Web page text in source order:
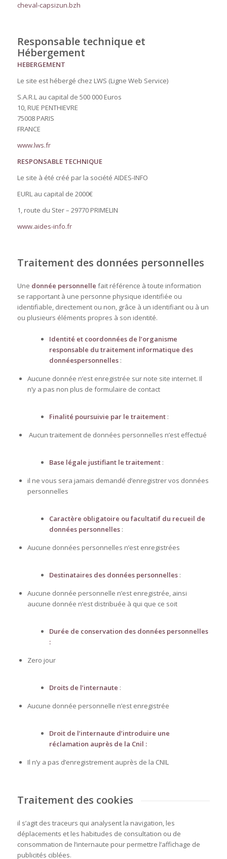
cheval-capsizun.bzh
Responsable technique et
Hébergement
HEBERGEMENT
Le site est hébergé chez LWS (Ligne Web Service)
S.A.R.L au capital de 500 000 Euros
10, RUE PENTHIEVRE
75008 PARIS
FRANCE
www.lws.fr
RESPONSABLE TECHNIQUE
Le site à été créé par la société AIDES-INFO
EURL au capital de 2000€
1, route du Ster – 29770 PRIMELIN
www.aides-info.fr
Traitement des données personnelles
Une donnée personnelle fait référence à toute information
se rapportant à une personne physique identifiée ou
identifiable, directement ou non, grâce à un identifiant ou à un
ou plusieurs éléments propres à son identité.
Identité et coordonnées de l’organisme
responsable du traitement informatique des
donnéespersonnelles :
Aucune donnée n’est enregistrée sur note site internet. Il
n’y a pas non plus de formulaire de contact
Finalité poursuivie par le traitement :
Aucun traitement de données personnelles n’est effectué
Base légale justifiant le traitement:
il ne vous sera jamais demandé d’enregistrer vos données
personnelles
Caractère obligatoire ou facultatif du recueil de
données personnelles:
Aucune données personnelles n’est enregistrées
Destinataires des données personnelles:
Aucune donnée personnelle n’est enregistrée, ainsi
aucune donnée n’est distribuée à qui que ce soit
Durée de conservation des données personnelles
:
Zero jour
Droits de l’internaute :
Aucune donnée personnelle n’est enregistrée
Droit de l’internaute d’introduire une
réclamation auprès de la Cnil :
Il n’y a pas d’enregistrement auprès de la CNIL
Traitement des cookies
il s’agit des traceurs qui analysent la navigation, les
déplacements et les habitudes de consultation ou de
consommation de l’internaute pour permettre l’affichage de
publicités ciblées.